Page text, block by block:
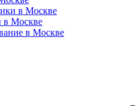
в Москве
в Москве
в Москве